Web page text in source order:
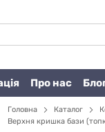
Про нас
Головна Каталог
Верхня кришка бази